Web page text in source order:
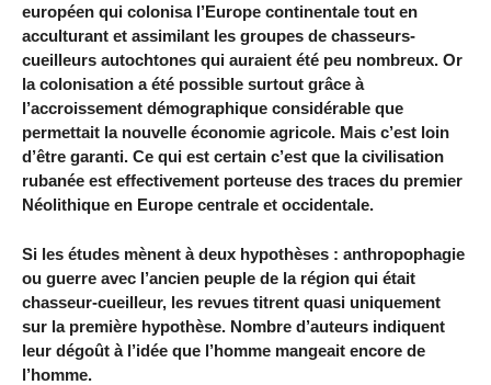
européen qui colonisa l’Europe continentale tout en
acculturant et assimilant les groupes de chasseurs-
cueilleurs autochtones qui auraient été peu nombreux. Or
la colonisation a été possible surtout grâce à
l’accroissement démographique considérable que
permettait la nouvelle économie agricole. Mais c’est loin
d’être garanti. Ce qui est certain c’est que la civilisation
rubanée est effectivement porteuse des traces du premier
Néolithique en Europe centrale et occidentale.
Si les études mènent à deux hypothèses : anthropophagie
ou guerre avec l’ancien peuple de la région qui était
chasseur-cueilleur, les revues titrent quasi uniquement
sur la première hypothèse. Nombre d’auteurs indiquent
leur dégoût à l’idée que l’homme mangeait encore de
l’homme.